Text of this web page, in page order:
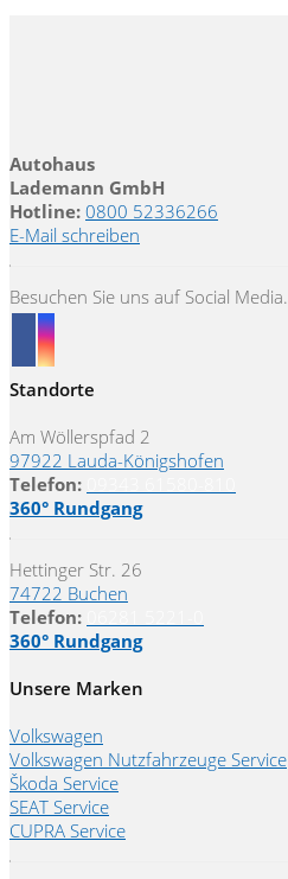
Autohaus
Lademann GmbH
Hotline: 0800 52336266
E-Mail schreiben
Besuchen Sie uns auf Social Media.
Standorte
Am Wöllerspfad 2
97922 Lauda-Königshofen
Telefon:
360° Rundgang
Hettinger Str. 26
74722 Buchen
Telefon:
360° Rundgang
Unsere Marken
Volkswagen
Volkswagen Nutzfahrzeuge Service
Škoda Service
SEAT Service
CUPRA Service